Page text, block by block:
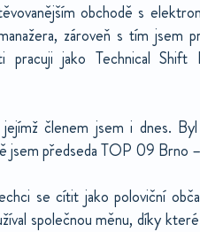
obchodě s
zároveň s tím jsem
pracuji jako Technical
členem jsem i dnes. Byl
jsem předseda TOP 09 Brno
se cítit jako poloviční
společnou měnu, díky